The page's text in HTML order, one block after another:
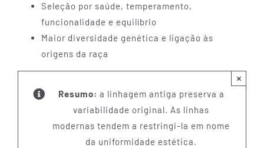
Seleção por saúde, temperamento,
funcionalidade e equilíbrio
Maior diversidade genética e ligação às
origens da raça
Resumo: a linhagem antiga preserva a
variabilidade original. As linhas
modernas tendem a restringi-la em nome
da uniformidade estética.
×